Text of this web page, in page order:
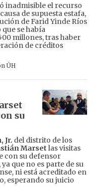
inadmisible el recurso
de supuesta estafa,
de Farid Yinde Ríos
se había
millones, tras haber
de créditos
ÚH
su
Jr. del distrito de los
Marset las visitas
con su defensor
, ya que no es parte de su
ni está acreditado en
esperando su juicio